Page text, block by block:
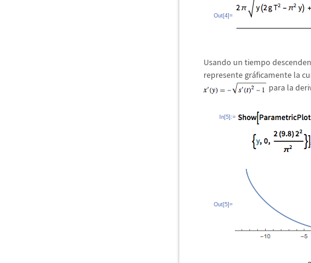
Out[4]=
Usando un tiempo
represente gráficamente la
para la
In[5]:=
Out[5]=